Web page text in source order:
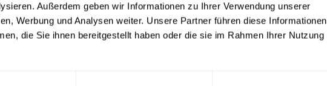
Außerdem geben wir Informationen zu Ihrer Verwendung unserer
Werbung und Analysen weiter. Unsere Partner führen diese Informationen
die Sie ihnen bereitgestellt haben oder die sie im Rahmen Ihrer Nutzung